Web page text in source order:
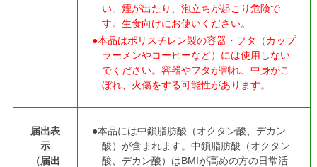
い。煙が出たり、泡立ちが起こり危険で
す。生食向けにお使いください。
●本品はポリスチレン製の容器・フタ（カップ
ラーメンやコーヒーなど）には使用しない
でください。容器やフタが割れ、中身がこ
ぼれ、火傷をする可能性があります。
届出表
示
（届出
●本品には中鎖脂肪酸（オクタン酸、デカン
酸）が含まれます。中鎖脂肪酸（オクタン
酸、デカン酸）はBMIが高めの方の日常活